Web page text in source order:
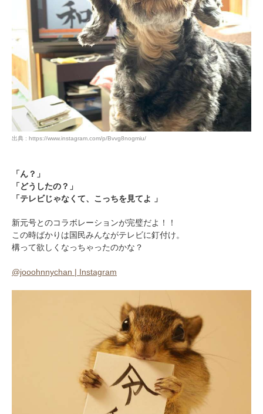
出典 : https://www.instagram.com/p/Bvvg8nogmiu/
「ん？」
「どうしたの？」
「テレビじゃなくて、こっちを見てよ 」
新元号とのコラボレーションが完璧だよ！！
この時ばかりは国民みんながテレビに釘付け。
構って欲しくなっちゃったのかな？
@jooohnnychan | Instagram
アプリをダウンロードする